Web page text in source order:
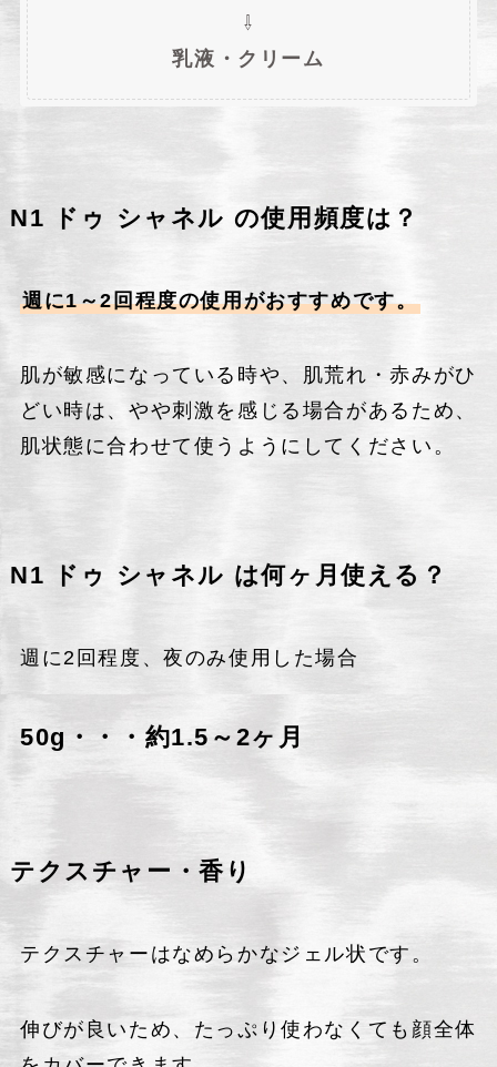
⇩
乳液・クリーム
N1 ドゥ シャネル の使用頻度は？
週に1～2回程度の使用がおすすめです。
肌が敏感になっている時や、肌荒れ・赤みがひ
どい時は、やや刺激を感じる場合があるため、
肌状態に合わせて使うようにしてください。
N1 ドゥ シャネル は何ヶ月使える？
週に2回程度、夜のみ使用した場合
50g・・・約1.5～2ヶ月
テクスチャー ・香り
テクスチャーはなめらかなジェル状です。
伸びが良いため、たっぷり使わなくても顔全体